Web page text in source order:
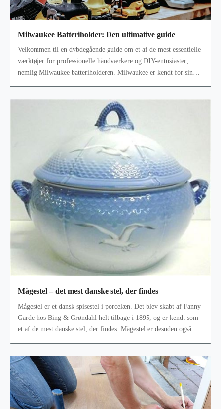
Milwaukee Batteriholder: Den ultimative guide
Velkommen til en dybdegående guide om et af de mest essentielle
værktøjer for professionelle håndværkere og DIY-entusiaster;
nemlig Milwaukee batteriholderen. Milwaukee er kendt for sin
Mågestel – det mest danske stel, der findes
Mågestel er et dansk spisestel i porcelæn. Det blev skabt af Fanny
Garde hos Bing & Grøndahl helt tilbage i 1895, og er kendt som
et af de mest danske stel, der findes. Mågestel er desuden også